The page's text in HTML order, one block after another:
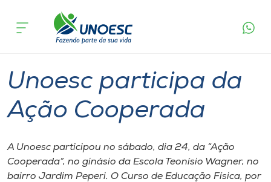
Cursos
Pesquisa
Portal de Ensino
acontece
Unoesc participa da
Ação Cooperada
A Unoesc participou no sábado, dia 24, da “Ação
Cooperada”, no ginásio da Escola Teonísio Wagner, no
bairro Jardim Peperi. O Curso de Educação Física, por